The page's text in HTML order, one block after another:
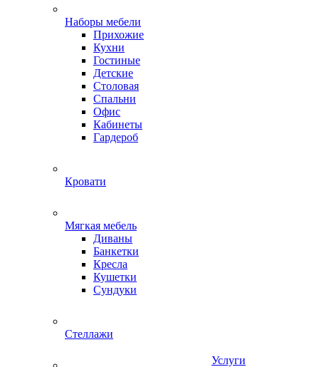
Наборы мебели
Прихожие
Кухни
Гостиные
Детские
Столовая
Спальни
Офис
Кабинеты
Гардероб
Кровати
Мягкая мебель
Диваны
Банкетки
Кресла
Кушетки
Сундуки
Стеллажи
Услуги